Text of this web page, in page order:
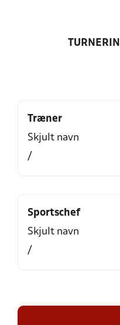
Træner
Skjult navn
/
Sportschef
Skjult navn
/